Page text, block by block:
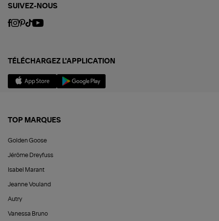
SUIVEZ-NOUS
TÉLÉCHARGEZ L'APPLICATION
TOP MARQUES
Golden Goose
Jérôme Dreyfuss
Isabel Marant
Jeanne Vouland
Autry
Vanessa Bruno